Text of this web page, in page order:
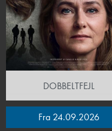
DOBBELTFEJL
Fra 24.09.2026